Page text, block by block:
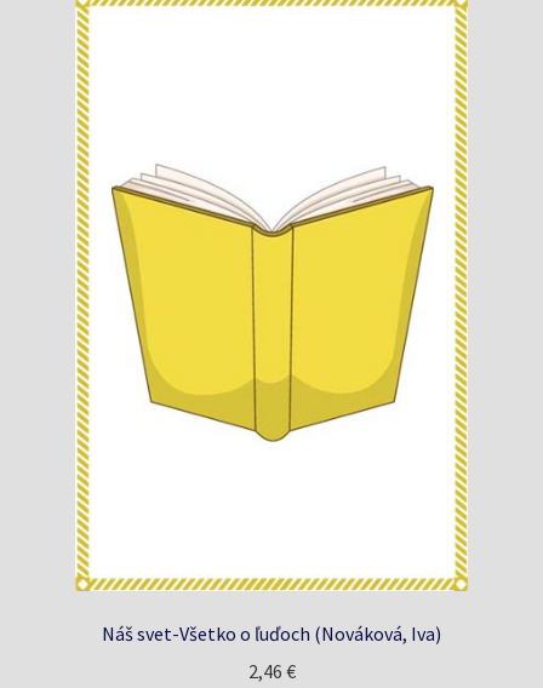
Náš svet-Všetko o ľuďoch (Nováková, Iva)
2,46 €